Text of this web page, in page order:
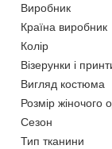
Виробник
Країна виробник
Колір
Візерунки і
Вигляд костюма
Розмір жіночого
Сезон
Тип тканини